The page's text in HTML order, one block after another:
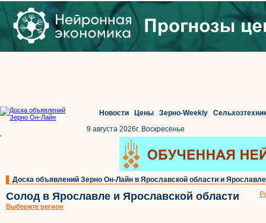
Новости Цены Зерно-Weekly
9 августа 2026г. Воскресенье
'
Доска объявлений Зерно Он-Лайн в Ярославской области и Ярославле
Солод в Ярославле и Ярославской области
Выберите регион